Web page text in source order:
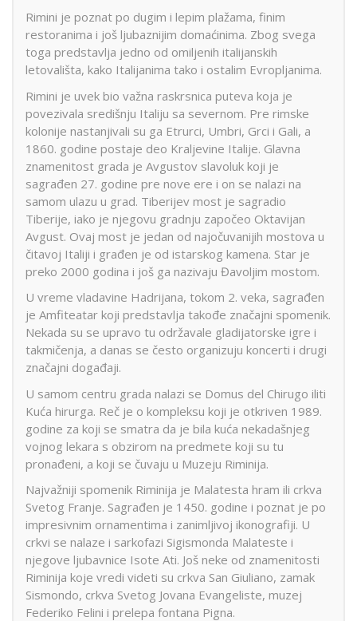
Rimini je poznat po dugim i lepim plažama, finim
restoranima i još ljubaznijim domaćinima. Zbog svega
toga predstavlja jedno od omiljenih italijanskih
letovališta, kako Italijanima tako i ostalim Evropljanima.
Rimini je uvek bio važna raskrsnica puteva koja je
povezivala središnju Italiju sa severnom. Pre rimske
kolonije nastanjivali su ga Etrurci, Umbri, Grci i Gali, a
1860. godine postaje deo Kraljevine Italije. Glavna
znamenitost grada je Avgustov slavoluk koji je
sagrađen 27. godine pre nove ere i on se nalazi na
samom ulazu u grad. Tiberijev most je sagradio
Tiberije, iako je njegovu gradnju započeo Oktavijan
Avgust. Ovaj most je jedan od najočuvanijih mostova u
čitavoj Italiji i građen je od istarskog kamena. Star je
preko 2000 godina i još ga nazivaju Đavoljim mostom.
U vreme vladavine Hadrijana, tokom 2. veka, sagrađen
je Amfiteatar koji predstavlja takođe značajni spomenik.
Nekada su se upravo tu održavale gladijatorske igre i
takmičenja, a danas se često organizuju koncerti i drugi
značajni događaji.
U samom centru grada nalazi se Domus del Chirugo iliti
Kuća hirurga. Reč je o kompleksu koji je otkriven 1989.
godine za koji se smatra da je bila kuća nekadašnjeg
vojnog lekara s obzirom na predmete koji su tu
pronađeni, a koji se čuvaju u Muzeju Riminija.
Najvažniji spomenik Riminija je Malatesta hram ili crkva
Svetog Franje. Sagrađen je 1450. godine i poznat je po
impresivnim ornamentima i zanimljivoj ikonografiji. U
crkvi se nalaze i sarkofazi Sigismonda Malateste i
njegove ljubavnice Isote Ati. Još neke od znamenitosti
Riminija koje vredi videti su crkva San Giuliano, zamak
Sismondo, crkva Svetog Jovana Evangeliste, muzej
Federiko Felini i prelepa fontana Pigna.